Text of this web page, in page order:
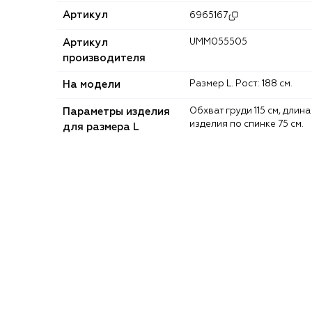
Артикул 6965167
Артикул
производителя
UMM055505
На модели Размер L. Рост: 188 см.
Параметры изделия
для размера L
Обхват груди 115 см, длина
изделия по спинке 75 см.